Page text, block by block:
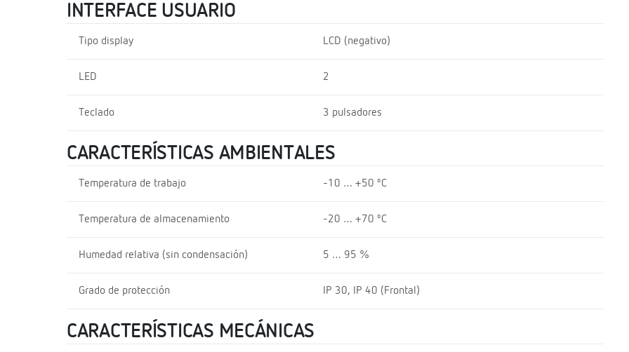
INTERFACE USUARIO
Tipo display LCD (negativo)
LED 2
Teclado 3 pulsadores
CARACTERÍSTICAS AMBIENTALES
Temperatura de trabajo -10 … +50 ºC
Temperatura de almacenamiento -20 … +70 ºC
Humedad relativa (sin condensación) 5 … 95 %
Grado de protección IP 30, IP 40 (Frontal)
CARACTERÍSTICAS MECÁNICAS